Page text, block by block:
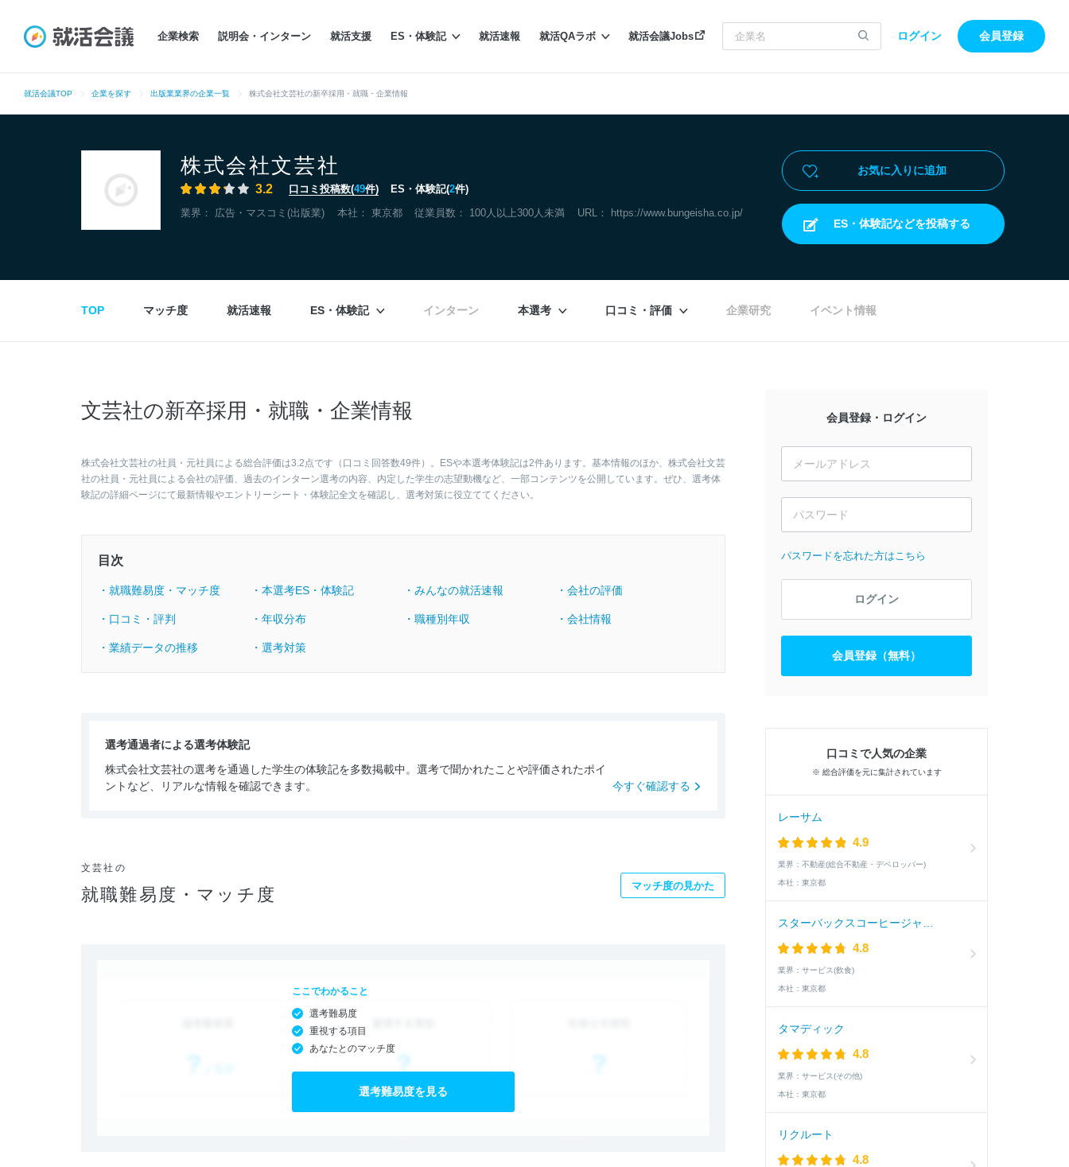
企業検索 説明会・インターン 就活支援 ES・体験記 就活速報 就活QAラボ 就活会議Jobs ログイン 会員登録
就活会議TOP 企業を探す 出版業業界の企業一覧 株式会社文芸社の新卒採用・就職・企業情報
株式会社文芸社
3.2 口コミ投稿数(49件) ES・体験記(2件)
業界： 広告・マスコミ(出版業) 本社： 東京都 従業員数： 100人以上300人未満 URL： https://www.bungeisha.co.jp/
お気に入りに追加
ES・体験記などを投稿する
TOP マッチ度 就活速報 ES・体験記 インターン 本選考 口コミ・評価 企業研究 イベント情報
文芸社の新卒採用・就職・企業情報
株式会社文芸社の社員・元社員による総合評価は3.2点です（口コミ回答数49件）。ESや本選考体験記は2件あります。基本情報のほか、株式会社文芸
社の社員・元社員による会社の評価、過去のインターン選考の内容、内定した学生の志望動機など、一部コンテンツを公開しています。ぜひ、選考体
験記の詳細ページにて最新情報やエントリーシート・体験記全文を確認し、選考対策に役立ててください。
目次
・就職難易度・マッチ度 ・本選考ES・体験記 ・みんなの就活速報 ・会社の評価
・口コミ・評判 ・年収分布 ・職種別年収 ・会社情報
・業績データの推移 ・選考対策
選考通過者による選考体験記
株式会社文芸社の選考を通過した学生の体験記を多数掲載中。選考で聞かれたことや評価されたポイ
ントなど、リアルな情報を確認できます。
今すぐ確認する
文芸社の
就職難易度・マッチ度 マッチ度の見かた
ここでわかること
選考難易度
重視する項目
あなたとのマッチ度
選考難易度を見る
会員登録・ログイン
パスワードを忘れた方はこちら
ログイン
会員登録（無料）
口コミで人気の企業
※ 総合評価を元に集計されています
レーサム
4.9
業界： 不動産(総合不動産・デベロッパー)
本社： 東京都
4.8
業界： サービス(飲食)
本社： 東京都
タマディック
4.8
業界： サービス(その他)
本社： 東京都
リクルート
4.8